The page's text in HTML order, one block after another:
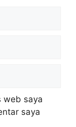
web saya
saya